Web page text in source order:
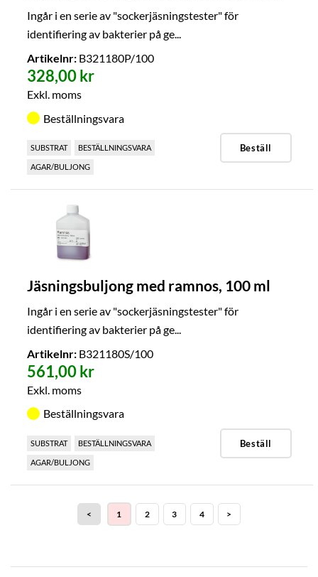
Ingår i en serie av "sockerjäsningstester" för
identifiering av bakterier på ge...
Artikelnr:B321180P/100
328,00 kr
Exkl. moms
Beställningsvara
SUBSTRAT BESTÄLLNINGSVARA
AGAR/BULJONG
Beställ
Jäsningsbuljong med ramnos, 100 ml
Ingår i en serie av "sockerjäsningstester" för
identifiering av bakterier på ge...
Artikelnr:B321180S/100
561,00 kr
Exkl. moms
Beställningsvara
SUBSTRAT BESTÄLLNINGSVARA
AGAR/BULJONG
Beställ
< 1 2 3 4 >